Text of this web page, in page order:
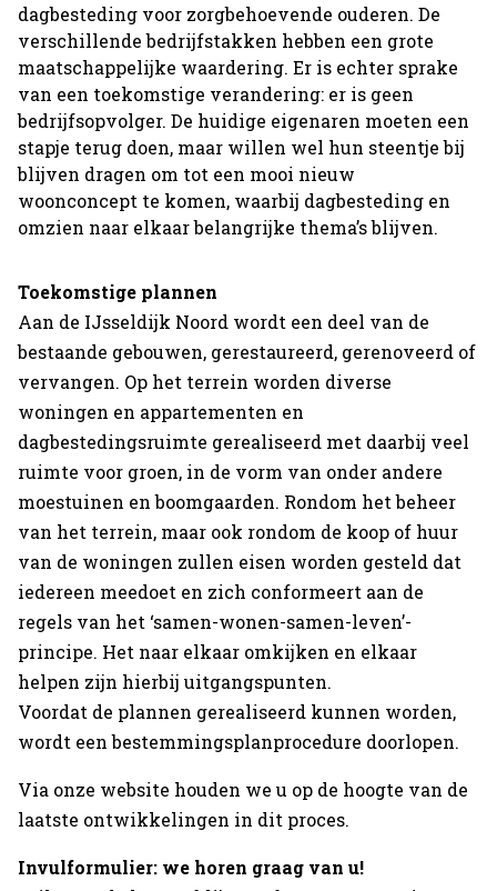
dagbesteding voor zorgbehoevende ouderen. De
verschillende bedrijfstakken hebben een grote
maatschappelijke waardering. Er is echter sprake
van een toekomstige verandering: er is geen
bedrijfsopvolger. De huidige eigenaren moeten een
stapje terug doen, maar willen wel hun steentje bij
blijven dragen om tot een mooi nieuw
woonconcept te komen, waarbij dagbesteding en
omzien naar elkaar belangrijke thema’s blijven.
Toekomstige plannen
Aan de IJsseldijk Noord wordt een deel van de
bestaande gebouwen, gerestaureerd, gerenoveerd of
vervangen. Op het terrein worden diverse
woningen en appartementen en
dagbestedingsruimte gerealiseerd met daarbij veel
ruimte voor groen, in de vorm van onder andere
moestuinen en boomgaarden. Rondom het beheer
van het terrein, maar ook rondom de koop of huur
van de woningen zullen eisen worden gesteld dat
iedereen meedoet en zich conformeert aan de
regels van het ‘samen-wonen-samen-leven’-
principe. Het naar elkaar omkijken en elkaar
helpen zijn hierbij uitgangspunten.
Voordat de plannen gerealiseerd kunnen worden,
wordt een bestemmingsplanprocedure doorlopen.
Via onze website houden we u op de hoogte van de
laatste ontwikkelingen in dit proces.
Invulformulier: we horen graag van u!